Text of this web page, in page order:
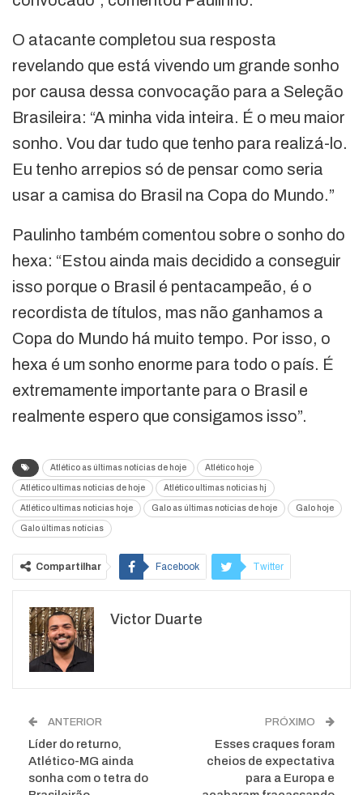
O atacante completou sua resposta
revelando que está vivendo um grande sonho
por causa dessa convocação para a Seleção
Brasileira: “A minha vida inteira. É o meu maior
sonho. Vou dar tudo que tenho para realizá-lo.
Eu tenho arrepios só de pensar como seria
usar a camisa do Brasil na Copa do Mundo.”
Paulinho também comentou sobre o sonho do
hexa: “Estou ainda mais decidido a conseguir
isso porque o Brasil é pentacampeão, é o
recordista de títulos, mas não ganhamos a
Copa do Mundo há muito tempo. Por isso, o
hexa é um sonho enorme para todo o país. É
extremamente importante para o Brasil e
realmente espero que consigamos isso”.
Atlético as últimas notícias de hoje Atlético hoje
Atlético ultimas noticias de hoje Atlético ultimas noticias hj
Atlético ultimas noticias hoje Galo as últimas notícias de hoje Galo hoje
Galo últimas notícias
Compartilhar Facebook Twitter
WhatsApp
Victor Duarte
ANTERIOR
Líder do returno,
Atlético-MG ainda
sonha com o tetra do
PRÓXIMO
Esses craques foram
cheios de expectativa
para a Europa e